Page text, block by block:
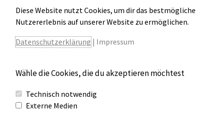
gefahren. Das hat Spaß gemacht und
Wir
beim
der
Ausbildung
Weiterlesen »
1 2 …
Diese Website nutzt Cookies, um dir das bestmögliche
Nutzererlebnis auf unserer Website zu ermöglichen.
Datenschutzerklärung | Impressum
Wähle die Cookies, die du akzeptieren möchtest
Technisch notwendig
Externe Medien